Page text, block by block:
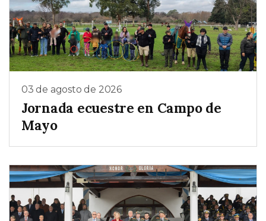
03 de agosto de 2026
Jornada ecuestre en Campo de
Mayo